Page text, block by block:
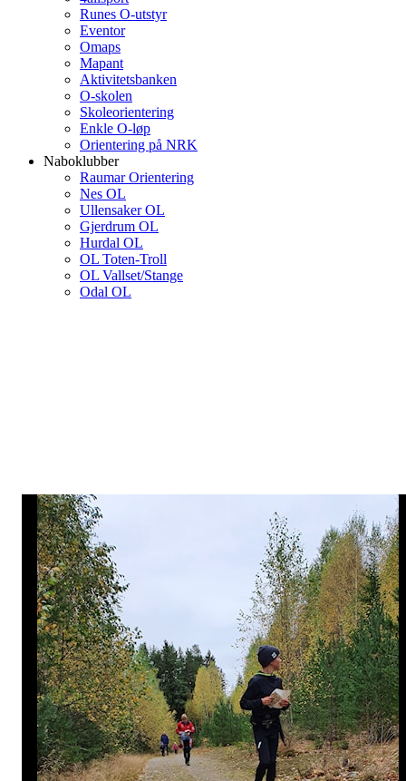
Runes O-utstyr
Eventor
Omaps
Mapant
Aktivitetsbanken
O-skolen
Skoleorientering
Enkle O-løp
Orientering på NRK
Naboklubber
Raumar Orientering
Nes OL
Ullensaker OL
Gjerdrum OL
Hurdal OL
OL Toten-Troll
OL Vallset/Stange
Odal OL